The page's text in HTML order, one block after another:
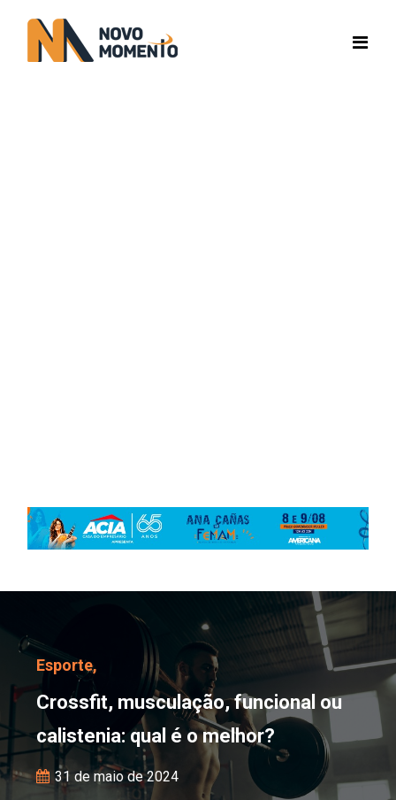
Crossfit, musculação,
Esporte,
Crossfit, musculação, funcional ou
calistenia: qual é o melhor?
31 de maio de 2024